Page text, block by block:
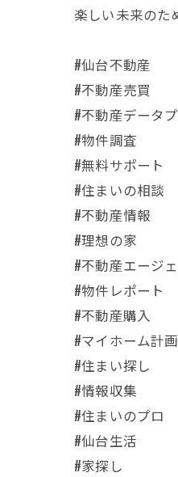
楽しい未来のた
#仙台不動産
#不動産売買
#不動産データ
#物件調査
#無料サポート
#住まいの相談
#不動産情報
#理想の家
#不動産エージ
#物件レポート
#不動産購入
#マイホーム計画
#住まい探し
#情報収集
#住まいのプロ
#仙台生活
#家探し